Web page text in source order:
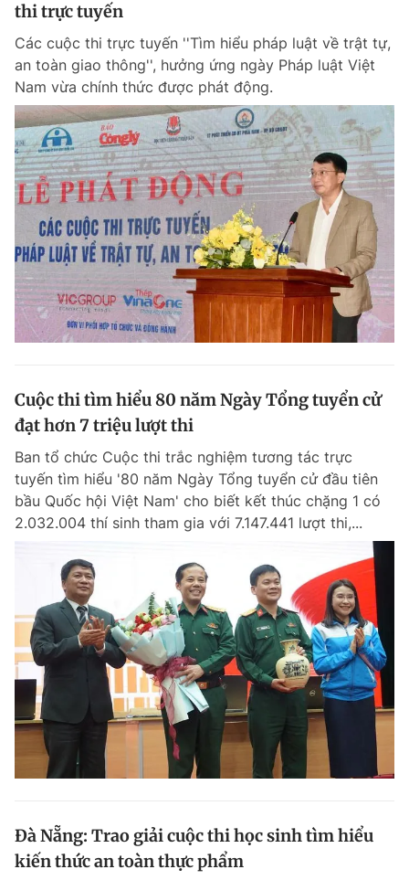
Giấy phép xuất bản số 110/GP - BTTTT cấp ngày 24.3.2020
© 2003-2026 Bản quyền thuộc về Báo Thanh Niên. Cấm sao chép
dưới mọi hình thức nếu không có sự chấp thuận bằng văn bản.
Phát triển bởi ePi Technologies, JSC.
thi trực tuyến
Các cuộc thi trực tuyến ''Tìm hiểu pháp luật về trật tự,
an toàn giao thông'', hưởng ứng ngày Pháp luật Việt
Nam vừa chính thức được phát động.
Cuộc thi tìm hiểu 80 năm Ngày Tổng tuyển cử
đạt hơn 7 triệu lượt thi
Ban tổ chức Cuộc thi trắc nghiệm tương tác trực
tuyến tìm hiểu '80 năm Ngày Tổng tuyển cử đầu tiên
bầu Quốc hội Việt Nam' cho biết kết thúc chặng 1 có
2.032.004 thí sinh tham gia với 7.147.441 lượt thi,...
Đà Nẵng: Trao giải cuộc thi học sinh tìm hiểu
kiến thức an toàn thực phẩm